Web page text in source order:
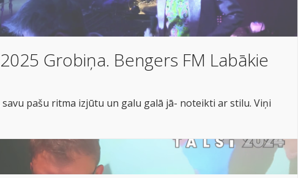
Grobiņa. Bengers FM Labākie
savu pašu ritma izjūtu un galu galā jā- noteikti ar stilu. Viņi